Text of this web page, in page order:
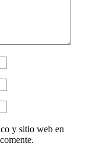
y sitio web en